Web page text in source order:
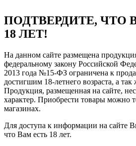
ПОДТВЕРДИТЕ, ЧТО
18 ЛЕТ!
На данном сайте размещена
федеральному закону Российской
2013 года №15-ФЗ ограничена к
достигшим 18-летнего возраста, а
Продукция, размещенная на сайте,
характер. Приобрести товары можно
магазинах.
Для доступа к информации на сайте
что Вам есть 18 лет.